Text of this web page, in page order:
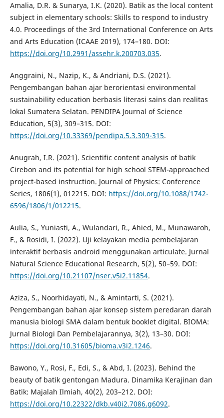
Amalia, D.R. & Sunarya, I.K. (2020). Batik as the local content
subject in elementary schools: Skills to respond to industry
4.0. Proceedings of the 3rd International Conference on Arts
and Arts Education (ICAAE 2019), 174–180. DOI:
https://doi.org/10.2991/assehr.k.200703.035.
Anggraini, N., Nazip, K., & Andriani, D.S. (2021).
Pengembangan bahan ajar berorientasi environmental
sustainability education berbasis literasi sains dan realitas
lokal Sumatera Selatan. PENDIPA Journal of Science
Education, 5(3), 309–315. DOI:
https://doi.org/10.33369/pendipa.5.3.309-315.
Anugrah, I.R. (2021). Scientific content analysis of batik
Cirebon and its potential for high school STEM-approached
project-based instruction. Journal of Physics: Conference
Series, 1806(1), 012215. DOI: https://doi.org/10.1088/1742-
6596/1806/1/012215.
Aulia, S., Yuniasti, A., Wulandari, R., Ahied, M., Munawaroh,
F., & Rosidi, I. (2022). Uji kelayakan media pembelajaran
interaktif berbasis android menggunakan articulate. Jurnal
Natural Science Educational Research, 5(2), 50–59. DOI:
https://doi.org/10.21107/nser.v5i2.11854.
Aziza, S., Noorhidayati, N., & Amintarti, S. (2021).
Pengembangan bahan ajar konsep sistem peredaran darah
manusia biologi SMA dalam bentuk booklet digital. BIOMA:
Jurnal Biologi Dan Pembelajarannya, 3(2), 13–30. DOI:
https://doi.org/10.31605/bioma.v3i2.1246.
Bawono, Y., Rosi, F., Edi, S., & Abd, I. (2023). Behind the
beauty of batik gentongan Madura. Dinamika Kerajinan dan
Batik: Majalah Ilmiah, 40(2), 203–212. DOI:
https://doi.org/10.22322/dkb.v40i2.7086.g6092.